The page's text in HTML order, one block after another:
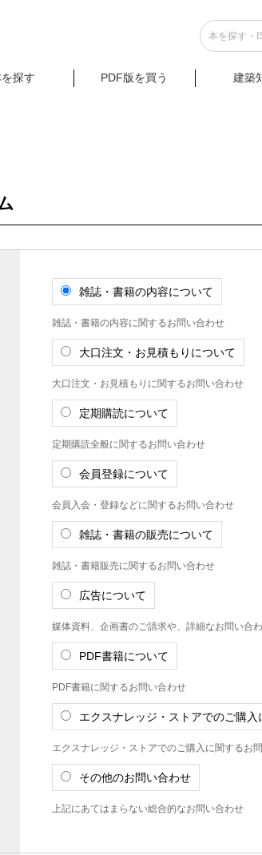
探す PDF版を買う 建築
雑誌・書籍の内容について
雑誌・書籍の内容に関するお問い合わせ
大口注文・お見積もりについて
大口注文・お見積もりに関するお問い合わせ
定期購読について
定期購読全般に関するお問い合わせ
会員登録について
会員入会・登録などに関するお問い合わせ
雑誌・書籍の販売について
雑誌・書籍販売に関するお問い合わせ
広告について
媒体資料、企画書のご請求や、詳細なお問い合
PDF書籍について
PDF書籍に関するお問い合わせ
エクスナレッジ・ストアでのご購入
エクスナレッジ・ストアでのご購入に関するお
その他のお問い合わせ
上記にあてはまらない総合的なお問い合わせ